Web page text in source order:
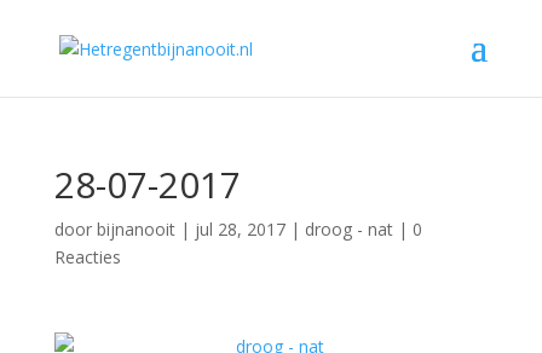
28-07-2017
door bijnanooit| jul 28, 2017| droog - nat| 0
Reacties